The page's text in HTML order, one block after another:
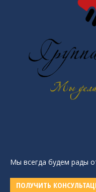
Мы всегда будем рады
ПОЛУЧИТЬ